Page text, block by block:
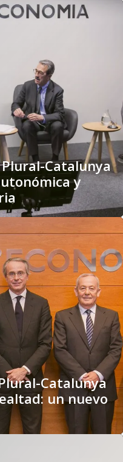
Plural-Catalunya
y
Catalunya
un nuevo